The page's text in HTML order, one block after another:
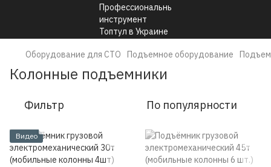
Оборудование для СТО Подъемное оборудование
Колонные подъемники
Фильтр По популярности
Видео